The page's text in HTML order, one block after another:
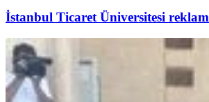
İstanbul Ticaret Üniversitesi reklam